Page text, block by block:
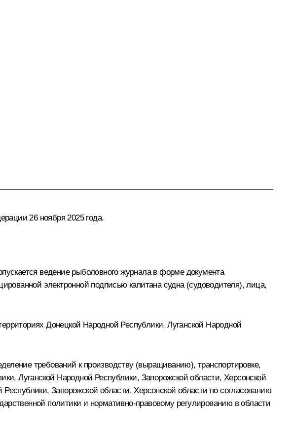
26 ноября 2025 года.
ведение рыболовного журнала в форме документа
электронной подписью капитана судна (судоводителя), лица,
Донецкой Народной Республики, Луганской Народной
требований к производству (выращиванию), транспортировке,
Луганской Народной Республики, Запорожской области, Херсонской
Запорожской области, Херсонской области по согласованию
политики и нормативно-правовому регулированию в области